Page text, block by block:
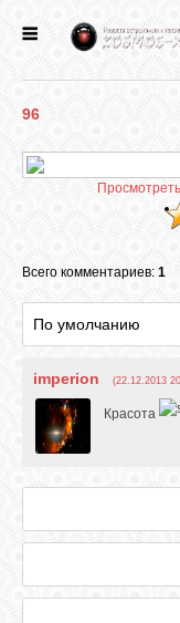
СТАТЬИ
ВИДЕО
СВЯЗЬ
96
Всего комментариев: 1
imperion (22.12.2013
Красота